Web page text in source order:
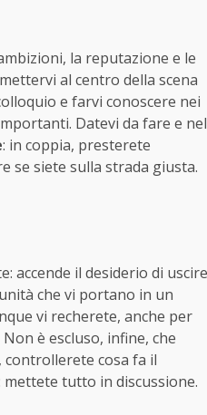
la reputazione e le
al centro della scena
e farvi conoscere nei
Datevi da fare e nel
: in coppia, presterete
se siete sulla strada giusta.
accende il desiderio di uscire
che vi portano in un
vi recherete, anche per
è escluso, infine, che
cosa fa il
tutto in discussione.